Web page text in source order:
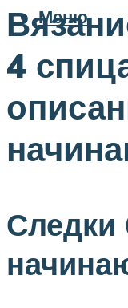
Меню
4
Следки